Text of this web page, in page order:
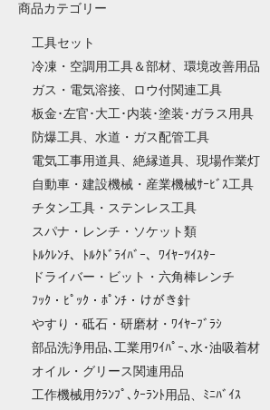
商品カテゴリー
工具セット
冷凍・空調用工具＆部材、環境改善用品
ガス・電気溶接、ロウ付関連工具
板金･左官･大工･内装･塗装･ガラス用具
防爆工具、水道・ガス配管工具
電気工事用道具、絶縁道具、現場作業灯
自動車・建設機械・産業機械ｻｰﾋﾞｽ工具
チタン工具・ステンレス工具
スパナ・レンチ・ソケット類
ﾄﾙｸﾚﾝﾁ、ﾄﾙｸﾄﾞﾗｲﾊﾞｰ、ﾜｲﾔｰﾂｲｽﾀｰ
ドライバー・ビット・六角棒レンチ
ﾌｯｸ・ﾋﾟｯｸ・ﾎﾟﾝﾁ・けがき針
やすり・砥石・研磨材・ﾜｲﾔｰﾌﾞﾗｼ
部品洗浄用品､工業用ﾜｲﾊﾟｰ､水･油吸着材
オイル・グリース関連用品
工作機械用ｸﾗﾝﾌﾟ､ｸｰﾗﾝﾄ用品、ﾐﾆﾊﾞｲｽ